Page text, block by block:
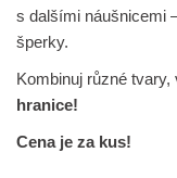
s dalšími náušnicemi
šperky.
Kombinuj různé
hranice!
Cena je za kus!